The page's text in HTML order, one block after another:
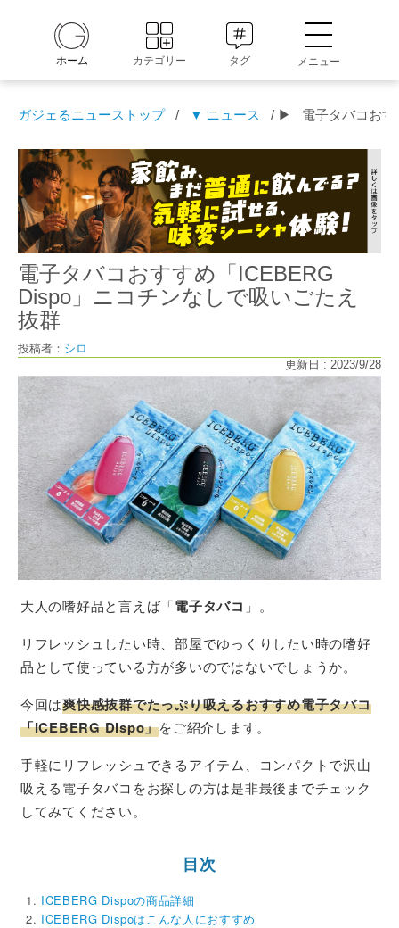
ホーム カテゴリー タグ メニュー
ガジェるニューストップ / ▼ ニュース / ▶ 電子タバコお
電子タバコおすすめ「ICEBERG
Dispo」ニコチンなしで吸いごたえ
抜群
投稿者： シロ
更新日 : 2023/9/28
大人の嗜好品と言えば「電子タバコ 」。
リフレッシュしたい時、部屋でゆっくりしたい時の嗜好
品として使っている方が多いのではないでしょうか。
今回は爽快感抜群でたっぷり吸えるおすすめ電子タバコ
「ICEBERG Dispo」をご紹介します。
手軽にリフレッシュできるアイテム、コンパクトで沢山
吸える電子タバコをお探しの方は是非最後までチェック
してみてください。
目次
ICEBERG Dispoの商品詳細
ICEBERG Dispoはこんな人におすすめ